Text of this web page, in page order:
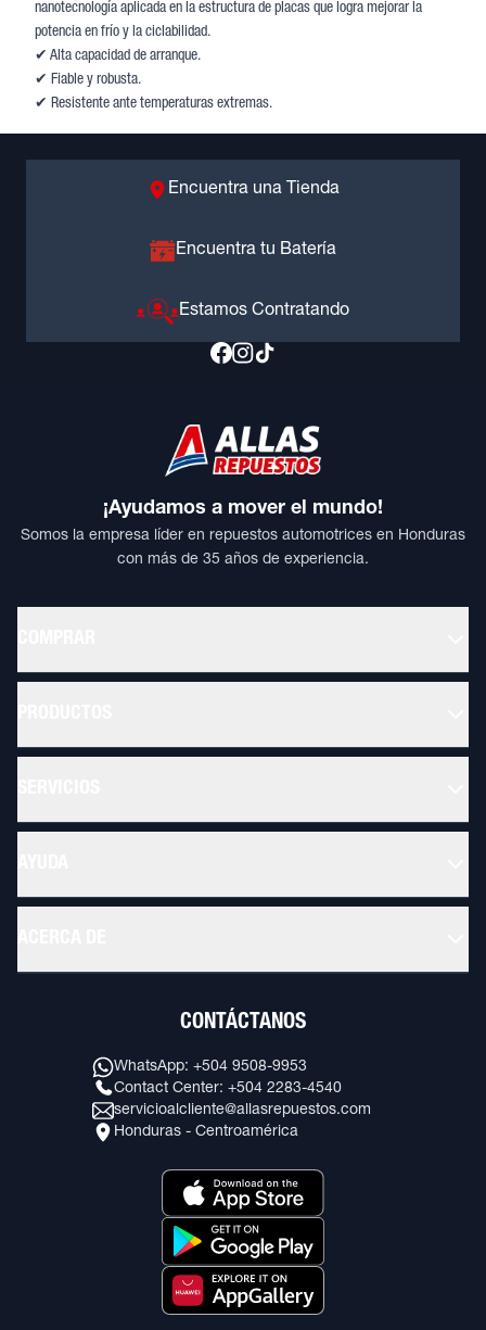
nanotecnología aplicada en la estructura de placas que logra mejorar la
potencia en frío y la ciclabilidad.
✔ Alta capacidad de arranque.
✔ Fiable y robusta.
✔ Resistente ante temperaturas extremas.
Encuentra una Tienda
Encuentra tu Batería
Estamos Contratando
¡Ayudamos a mover el mundo!
Somos la empresa líder en repuestos automotrices en Honduras
con más de 35 años de experiencia.
CONTÁCTANOS
WhatsApp: +504 9508-9953
Contact Center: +504 2283-4540
servicioalcliente@allasrepuestos.com
Honduras - Centroamérica